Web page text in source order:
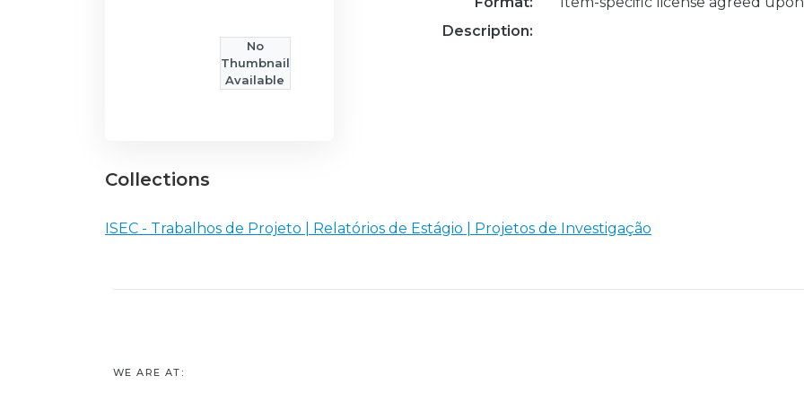
No
Thumbnail
Available
Description:
Collections
ISEC - Trabalhos de Projeto | Relatórios de Estágio | Projetos de Investigação
WE ARE AT: